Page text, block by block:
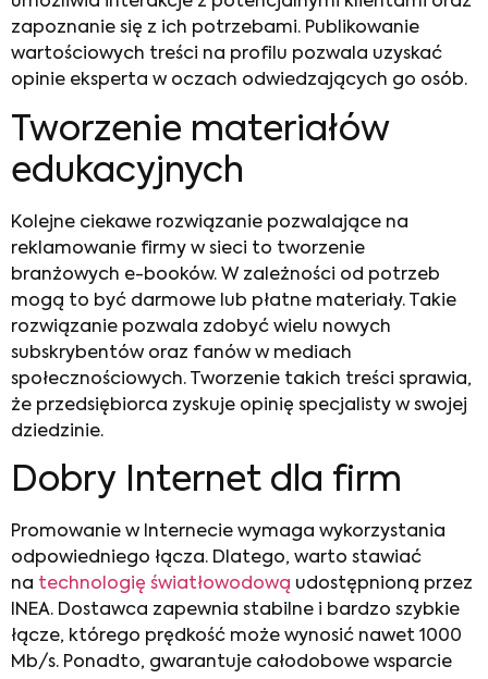
zapoznanie się z ich potrzebami. Publikowanie
wartościowych treści na profilu pozwala uzyskać
opinie eksperta w oczach odwiedzających go osób.
Tworzenie materiałów
edukacyjnych
Kolejne ciekawe rozwiązanie pozwalające na
reklamowanie firmy w sieci to tworzenie
branżowych e-booków. W zależności od potrzeb
mogą to być darmowe lub płatne materiały. Takie
rozwiązanie pozwala zdobyć wielu nowych
subskrybentów oraz fanów w mediach
społecznościowych. Tworzenie takich treści sprawia,
że przedsiębiorca zyskuje opinię specjalisty w swojej
dziedzinie.
Dobry Internet dla firm
Promowanie w Internecie wymaga wykorzystania
odpowiedniego łącza. Dlatego, warto stawiać
na technologię światłowodową udostępnioną przez
INEA. Dostawca zapewnia stabilne i bardzo szybkie
łącze, którego prędkość może wynosić nawet 1000
Mb/s. Ponadto, gwarantuje całodobowe wsparcie